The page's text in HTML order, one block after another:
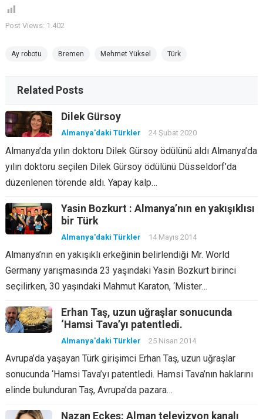
Post Views: 1.402
Ay robotu Bremen Mehmet Yüksel Türk
Related Posts
Dilek Gürsoy
Almanya'daki Türkler 24 Şubat 2020
Almanya’da yılın doktoru Dilek Gürsoy ödülünü aldı Almanya’da
yılın doktoru seçilen Dilek Gürsoy ödülünü Düsseldorf’da
düzenlenen törende aldı. Yapay kalp…
Yasin Bozkurt : Almanya’nın en yakışıklısı
bir Türk
Almanya'daki Türkler 14 Mayıs 2014
Almanya’nın en yakışıklı erkeğinin belirlendiği Mr. World
Germany yarışmasında 23 yaşındaki Yasin Bozkurt birinci
seçilirken, 30 yaşındaki Mahmut Karaton, ‘Mister…
Erhan Taş, uzun uğraşlar sonucunda
‘Hamsi Tava’yı patentledi.
Almanya'daki Türkler 25 Nisan 2014
Avrupa’da yaşayan Türk girişimci Erhan Taş, uzun uğraşlar
sonucunda ‘Hamsi Tava’yı patentledi. Hamsi Tava’nın haklarını
elinde bulunduran Taş, Avrupa’da pazara…
Nazan Eckes: Alman televizyon kanalı